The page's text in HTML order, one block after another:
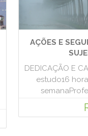
AÇÕES E
DEDICAÇÃO E
estudo16